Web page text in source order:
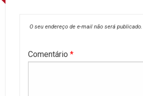
O seu endereço de e-mail não será publicado.
Comentário *